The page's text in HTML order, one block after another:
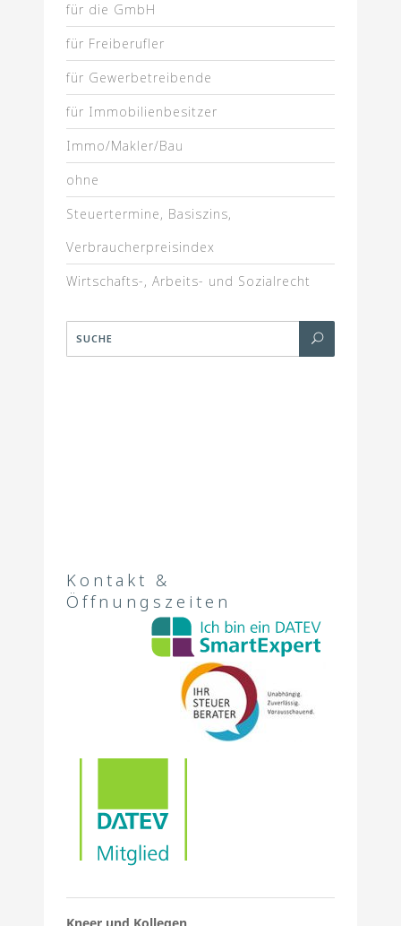
für die GmbH
für Freiberufler
für Gewerbetreibende
für Immobilienbesitzer
Immo/Makler/Bau
ohne
Steuertermine, Basiszins,
Verbraucherpreisindex
Wirtschafts-, Arbeits- und Sozialrecht
Kontakt &
Öffnungszeiten